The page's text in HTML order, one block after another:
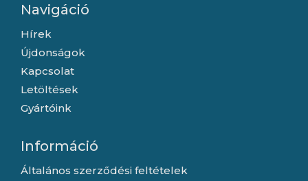
Navigáció
Hírek
Újdonságok
Kapcsolat
Letöltések
Gyártóink
Információ
Általános szerződési feltételek